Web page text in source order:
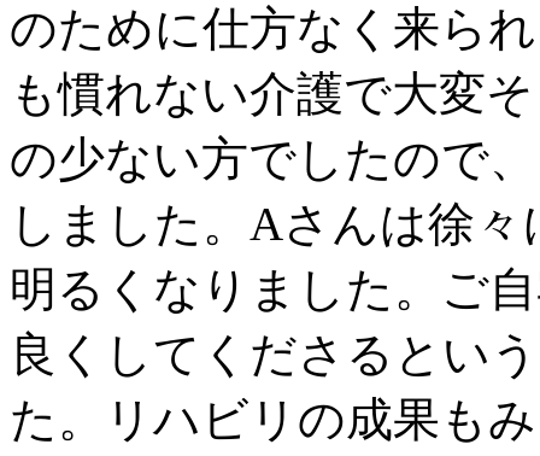
のために仕方なく来ら
も慣れない介護で大変
の少ない方でしたので
しました。Aさんは徐
明るくなりました。ご
良くしてくださるとい
た。リハビリの成果も